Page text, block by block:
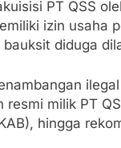
Agustus 3,
Korban
Agustus 3,
Agustus 3,
Bukti
PT QSS
izin usaha
diduga
milik PT
hingga